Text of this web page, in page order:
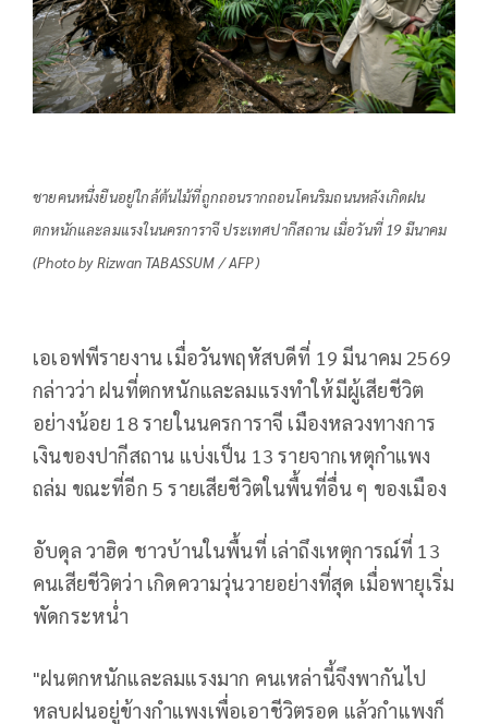
ชายคนหนึ่งยืนอยู่ใกล้ต้นไม้ที่ถูกถอนรากถอนโคนริมถนนหลังเกิดฝน
ตกหนักและลมแรงในนครการาจี ประเทศปากีสถาน เมื่อวันที่ 19 มีนาคม
(Photo by Rizwan TABASSUM / AFP)
เอเอฟพีรายงาน เมื่อวันพฤหัสบดีที่ 19 มีนาคม 2569
กล่าวว่า ฝนที่ตกหนักและลมแรงทำให้มีผู้เสียชีวิต
อย่างน้อย 18 รายในนครการาจี เมืองหลวงทางการ
เงินของปากีสถาน แบ่งเป็น 13 รายจากเหตุกำแพง
ถล่ม ขณะที่อีก 5 รายเสียชีวิตในพื้นที่อื่น ๆ ของเมือง
อับดุล วาฮิด ชาวบ้านในพื้นที่ เล่าถึงเหตุการณ์ที่ 13
คนเสียชีวิตว่า เกิดความวุ่นวายอย่างที่สุด เมื่อพายุเริ่ม
พัดกระหน่ำ
"ฝนตกหนักและลมแรงมาก คนเหล่านี้จึงพากันไป
หลบฝนอยู่ข้างกำแพงเพื่อเอาชีวิตรอด แล้วกำแพงก็